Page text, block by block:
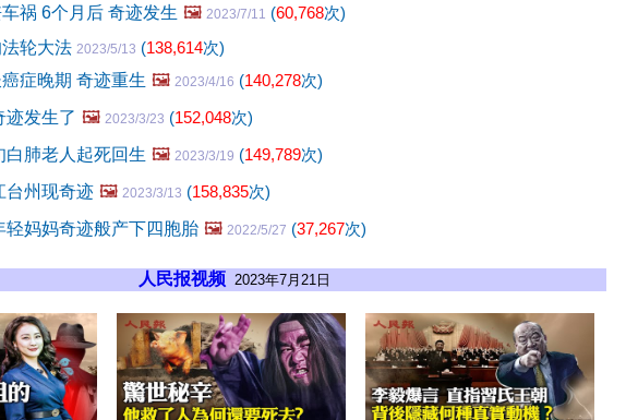
祸 6个月后 奇迹发生 🖼️ 2023/7/11 (60,768次)
轮大法 2023/5/13 (138,614次)
症晚期 奇迹重生 🖼️ 2023/4/16 (140,278次)
迹发生了 🖼️ 2023/3/23 (152,048次)
白肺老人起死回生 🖼️ 2023/3/19 (149,789次)
台州现奇迹 🖼️ 2023/3/13 (158,835次)
轻妈妈奇迹般产下四胞胎 🖼️ 2022/5/27 (37,267次)
人民报视频 2023年7月21日